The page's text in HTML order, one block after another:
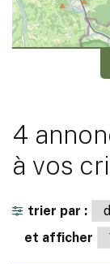
4
à vos
trier par :
et afficher